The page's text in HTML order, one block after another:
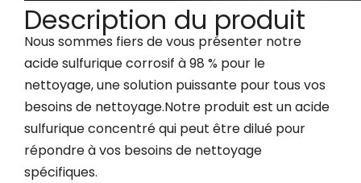
Description du produit
Nous sommes fiers de vous présenter notre
acide sulfurique corrosif à 98 % pour le
nettoyage, une solution puissante pour tous vos
besoins de nettoyage.Notre produit est un acide
sulfurique concentré qui peut être dilué pour
répondre à vos besoins de nettoyage
spécifiques.